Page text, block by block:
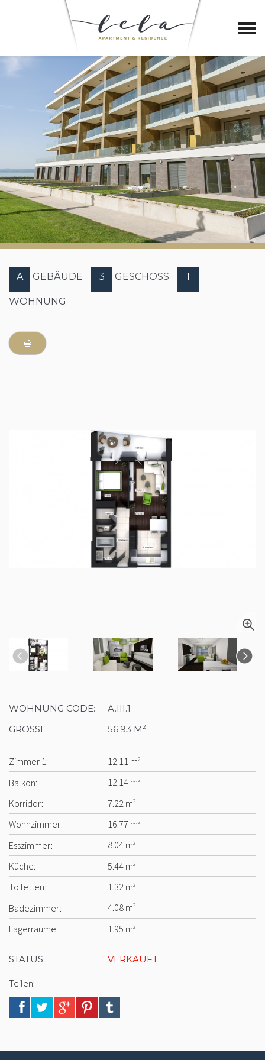
A GEBÄUDE 3 GESCHOSS 1
WOHNUNG
WOHNUNG CODE:
A.III.1
GRÖSSE:
56.93 M2
Zimmer 1: 12.11 m2
Balkon: 12.14 m2
Korridor: 7.22 m2
Wohnzimmer: 16.77 m2
Esszimmer: 8.04 m2
Küche: 5.44 m2
Toiletten: 1.32 m2
Badezimmer: 4.08 m2
Lagerräume: 1.95 m2
STATUS: VERKAUFT
Teilen: